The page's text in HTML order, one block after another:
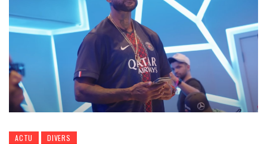
ACTU DIVERS